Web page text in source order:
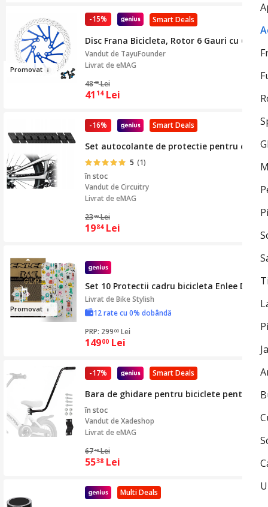
Promovat
Smart Deals
-15%
Disc Frana Bicicleta, Rotor 6 Gauri cu 6
Vandut de TayuFounder
Livrat de eMAG
4840 Lei
41 14 Lei
Smart Deals
-16%
Set autocolante de protectie pentru
5 (1)
în stoc
Vandut deCircuitry
Livrat de eMAG
2380 Lei
1984 Lei
Promovat
Set 10 Protectii cadru bicicleta Enlee
Livrat deBike Stylish
12 rate cu 0% dobândă
PRP: 299 00 Lei
14900 Lei
Smart Deals
-17%
Bara de ghidare pentru biciclete pentru
în stoc
Vandut deXadeshop
Livrat de eMAG
6748 Lei
5538 Lei
Multi Deals